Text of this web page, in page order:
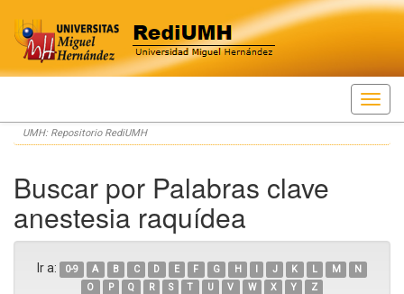
Skip
navigation
UMH: Repositorio RediUMH
Buscar por Palabras clave
anestesia raquídea
Ir a: 0-9 A B C D E F G H I J K L M
N
O
P Q R S T U V W X Y Z